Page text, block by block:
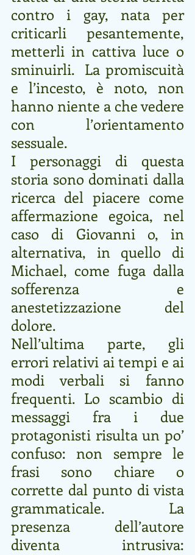
contro i gay, nata per
criticarli pesantemente,
metterli in cattiva luce o
sminuirli.  La promiscuità
e l’incesto, è noto, non
hanno niente a che vedere
con l’orientamento
sessuale.
I personaggi di questa
storia sono dominati dalla
ricerca del piacere come
affermazione egoica, nel
caso di Giovanni o, in
alternativa, in quello di
Michael, come fuga dalla
sofferenza e
anestetizzazione del
dolore.
Nell’ultima parte, gli
errori relativi ai tempi e ai
modi verbali si fanno
frequenti. Lo scambio di
messaggi fra i due
protagonisti risulta un po’
confuso: non sempre le
frasi sono chiare o
corrette dal punto di vista
grammaticale. La
presenza dell’autore
diventa intrusiva: